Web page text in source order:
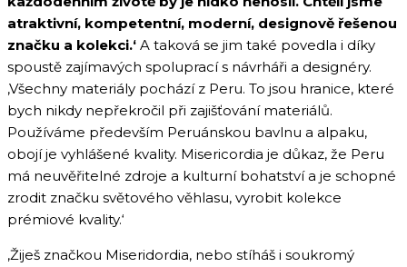
atraktivní, kompetentní, moderní, designově řešenou
značku a kolekci.‘ A taková se jim také povedla i díky
spoustě zajímavých spoluprací s návrháři a designéry.
‚Všechny materiály pochází z Peru. To jsou hranice, které
bych nikdy nepřekročil při zajišťování materiálů.
Používáme především Peruánskou bavlnu a alpaku,
obojí je vyhlášené kvality. Misericordia je důkaz, že Peru
má neuvěřitelné zdroje a kulturní bohatství a je schopné
zrodit značku světového věhlasu, vyrobit kolekce
prémiové kvality.‘
‚Žiješ značkou Miseridordia, nebo stíháš i soukromý